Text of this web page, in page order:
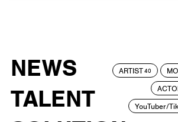
NEWS
TALENT
ARTIST40
YouTuber/